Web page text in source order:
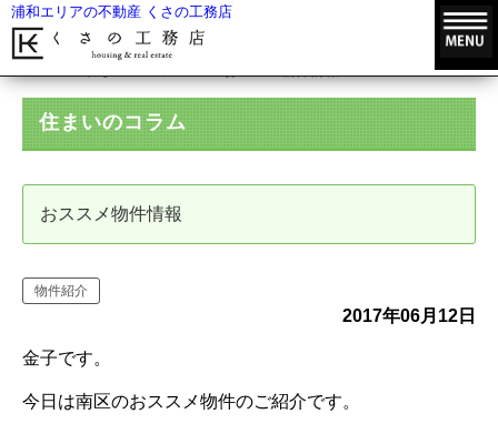
浦和エリアの不動産 くさの工務店
住まいのコラム
おススメ物件情報
物件紹介
2017年06月12日
金子です。
今日は南区のおススメ物件のご紹介です。